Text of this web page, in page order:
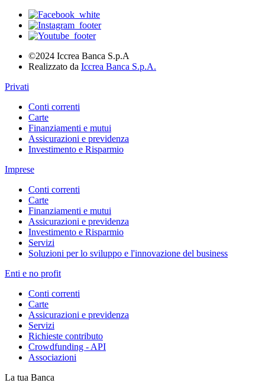
©2024 Iccrea Banca S.p.A
Realizzato da Iccrea Banca S.p.A.
Privati
Conti correnti
Carte
Finanziamenti e mutui
Assicurazioni e previdenza
Investimento e Risparmio
Imprese
Conti correnti
Carte
Finanziamenti e mutui
Assicurazioni e previdenza
Investimento e Risparmio
Servizi
Soluzioni per lo sviluppo e l'innovazione del business
Enti e no profit
Conti correnti
Carte
Assicurazioni e previdenza
Servizi
Richieste contributo
Crowdfunding - API
Associazioni
La tua Banca